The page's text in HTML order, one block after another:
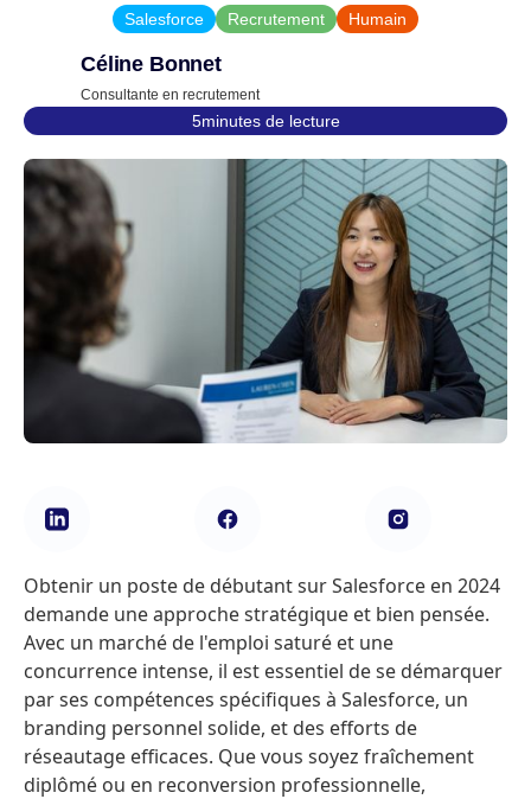
Salesforce Recrutement Humain
Céline Bonnet
Consultante en recrutement
5minutes de lecture
Obtenir un poste de débutant sur Salesforce en 2024
demande une approche stratégique et bien pensée.
Avec un marché de l'emploi saturé et une
concurrence intense, il est essentiel de se démarquer
par ses compétences spécifiques à Salesforce, un
branding personnel solide, et des efforts de
réseautage efficaces. Que vous soyez fraîchement
diplômé ou en reconversion professionnelle,